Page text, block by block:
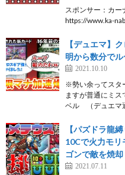
スポンサー：カ
https://www.ka-
【デュエマ】
明から数分で
2021.10.10
※勢い余ってスタ
ますが普通にミ
ベル （デュエマ
【パズドラ龍
10Cで火力モリ
ゴンで敵を焼却
2021.07.11